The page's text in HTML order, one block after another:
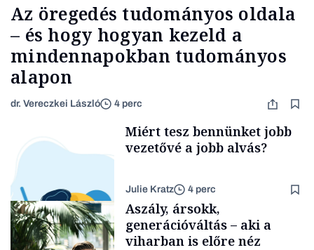
Az öregedés tudományos oldala
– és hogy hogyan kezeld a
mindennapokban tudományos
alapon
dr. Vereczkei László 4 perc
Miért tesz bennünket jobb
vezetővé a jobb alvás?
Julie Kratz 4 perc
Aszály, ársokk,
generációváltás – aki a
viharban is előre néz